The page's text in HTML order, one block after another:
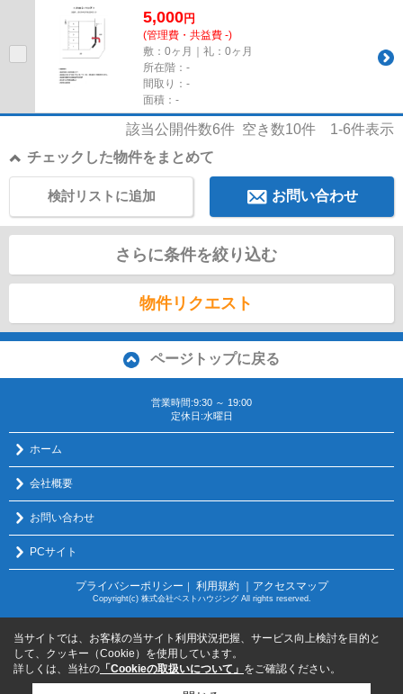
5,000円
(管理費・共益費 -)
敷：0ヶ月｜礼：0ヶ月
所在階：-
間取り：-
面積：-
該当公開件数6件 空き数10件 1-6件表示
チェックした物件をまとめて
お問い合わせ
検討リストに追加
さらに条件を絞り込む
物件リクエスト
ページトップに戻る
営業時間:9:30 ～ 19:00
定休日:水曜日
ホーム
会社概要
お問い合わせ
PCサイト
プライバシーポリシー ｜ 利用規約 ｜アクセスマップ
Copyright(c) 株式会社ベストハウジング All rights reserved.
当サイトでは、お客様の当サイト利用状況把握、サービス向上検討を目的と
して、クッキー（Cookie）を使用しています。
詳しくは、当社の 「Cookieの取扱いについて」 をご確認ください。